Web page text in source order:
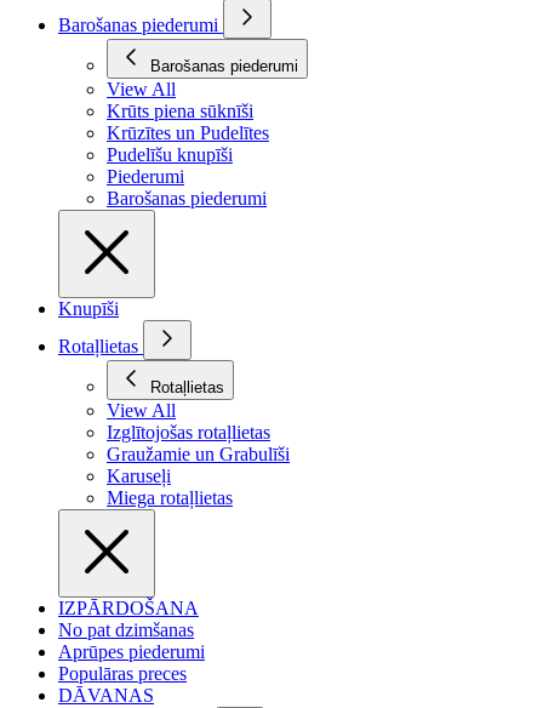
Barošanas piederumi
Barošanas piederumi
View All
Krūts piena sūknīši
Krūzītes un Pudelītes
Pudelīšu knupīši
Piederumi
Barošanas piederumi
Knupīši
Rotaļlietas
Rotaļlietas
View All
Izglītojošas rotaļlietas
Graužamie un Grabulīši
Karuseļi
Miega rotaļlietas
IZPĀRDOŠANA
No pat dzimšanas
Aprūpes piederumi
Populāras preces
DĀVANAS